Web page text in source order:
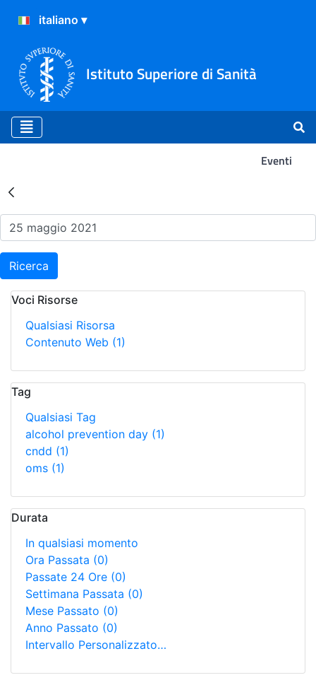
Istituto Superiore di Sanità
Eventi
Risultati della Ricerca -
Ricerca
Voci Risorse
Qualsiasi Risorsa
Contenuto Web (1)
Tag
Qualsiasi Tag
alcohol prevention day (1)
cndd (1)
oms (1)
Durata
In qualsiasi momento
Ora Passata (0)
Passate 24 Ore (0)
Settimana Passata (0)
Mese Passato (0)
Anno Passato (0)
Intervallo Personalizzato…